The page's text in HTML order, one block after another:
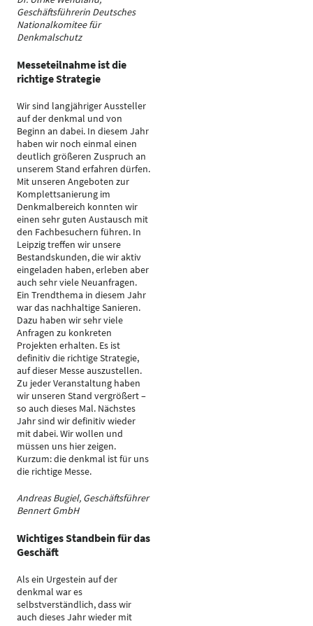
Geschäftsführerin Deutsches
Nationalkomitee für
Denkmalschutz
Messeteilnahme ist die
richtige Strategie
Wir sind langjähriger Aussteller
auf der denkmal und von
Beginn an dabei. In diesem Jahr
haben wir noch einmal einen
deutlich größeren Zuspruch an
unserem Stand erfahren dürfen.
Mit unseren Angeboten zur
Komplettsanierung im
Denkmalbereich konnten wir
einen sehr guten Austausch mit
den Fachbesuchern führen. In
Leipzig treffen wir unsere
Bestandskunden, die wir aktiv
eingeladen haben, erleben aber
auch sehr viele Neuanfragen.
Ein Trendthema in diesem Jahr
war das nachhaltige Sanieren.
Dazu haben wir sehr viele
Anfragen zu konkreten
Projekten erhalten. Es ist
definitiv die richtige Strategie,
auf dieser Messe auszustellen.
Zu jeder Veranstaltung haben
wir unseren Stand vergrößert –
so auch dieses Mal. Nächstes
Jahr sind wir definitiv wieder
mit dabei. Wir wollen und
müssen uns hier zeigen.
Kurzum: die denkmal ist für uns
die richtige Messe.
Andreas Bugiel, Geschäftsführer
Bennert GmbH
Wichtiges Standbein für das
Geschäft
Als ein Urgestein auf der
denkmal war es
selbstverständlich, dass wir
auch dieses Jahr wieder mit